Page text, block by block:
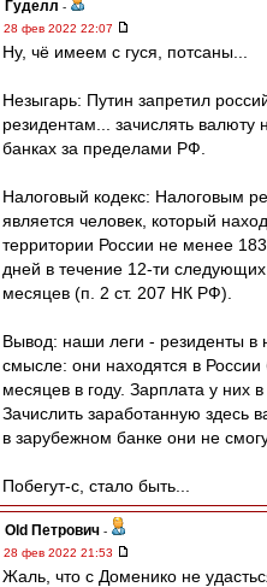
Гуделл -
28 фев 2022 22:07
Ну, чё имеем с гуся, потсаны...
Незыгарь: Путин запретил
резидентам... зачислять валюту
банках за пределами РФ.
Налоговый кодекс: Налоговым
является человек, который
территории России не менее
дней в течение 12-ти
месяцев (п. 2 ст. 207 НК РФ).
Вывод: наши леги - резиденты в
смысле: они находятся в
месяцев в году. Зарплата у них в
Зачислить заработанную здесь
в зарубежном банке они не
Побегут-с, стало быть...
Old Петрович -
28 фев 2022 21:53
Жаль, что с Доменико не